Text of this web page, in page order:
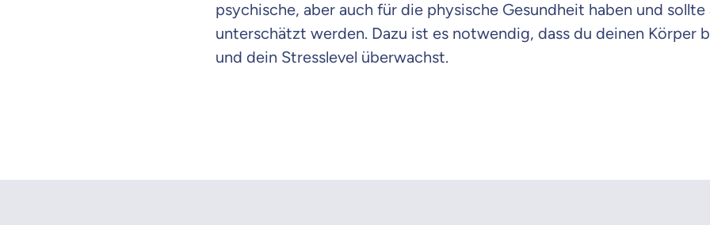
psychische, aber auch für die physische Gesundheit haben und sollte
unterschätzt werden. Dazu ist es notwendig, dass du deinen Körper
und dein Stresslevel überwachst.